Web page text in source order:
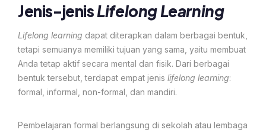
Jenis-jenisLifelong Learning
Lifelong learning dapat diterapkan dalam berbagai bentuk,
tetapi semuanya memiliki tujuan yang sama, yaitu membuat
Anda tetap aktif secara mental dan fisik. Dari berbagai
bentuk tersebut, terdapat empat jenis lifelong learning:
formal, informal, non-formal, dan mandiri.
Pembelajaran formal berlangsung di sekolah atau lembaga